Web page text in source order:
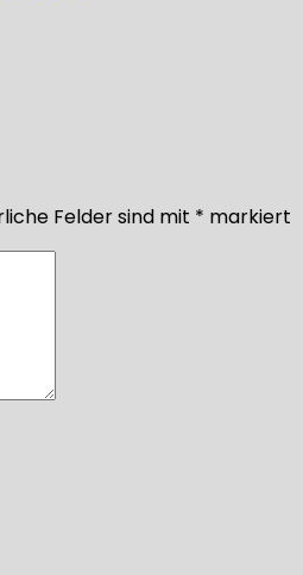
Felder sind mit * markiert